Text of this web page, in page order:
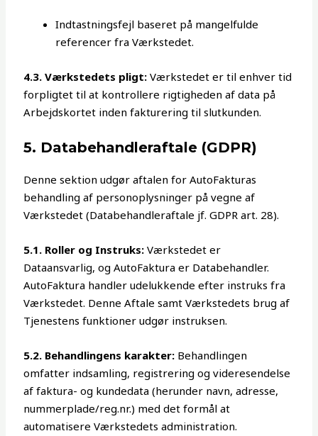
Indtastningsfejl baseret på mangelfulde
referencer fra Værkstedet.
4.3. Værkstedets pligt: Værkstedet er til enhver tid
forpligtet til at kontrollere rigtigheden af data på
Arbejdskortet inden fakturering til slutkunden.
5. Databehandleraftale (GDPR)
Denne sektion udgør aftalen for AutoFakturas
behandling af personoplysninger på vegne af
Værkstedet (Databehandleraftale jf. GDPR art. 28).
5.1. Roller og Instruks: Værkstedet er
Dataansvarlig, og AutoFaktura er Databehandler.
AutoFaktura handler udelukkende efter instruks fra
Værkstedet. Denne Aftale samt Værkstedets brug af
Tjenestens funktioner udgør instruksen.
5.2. Behandlingens karakter: Behandlingen
omfatter indsamling, registrering og videresendelse
af faktura- og kundedata (herunder navn, adresse,
nummerplade/reg.nr.) med det formål at
automatisere Værkstedets administration.